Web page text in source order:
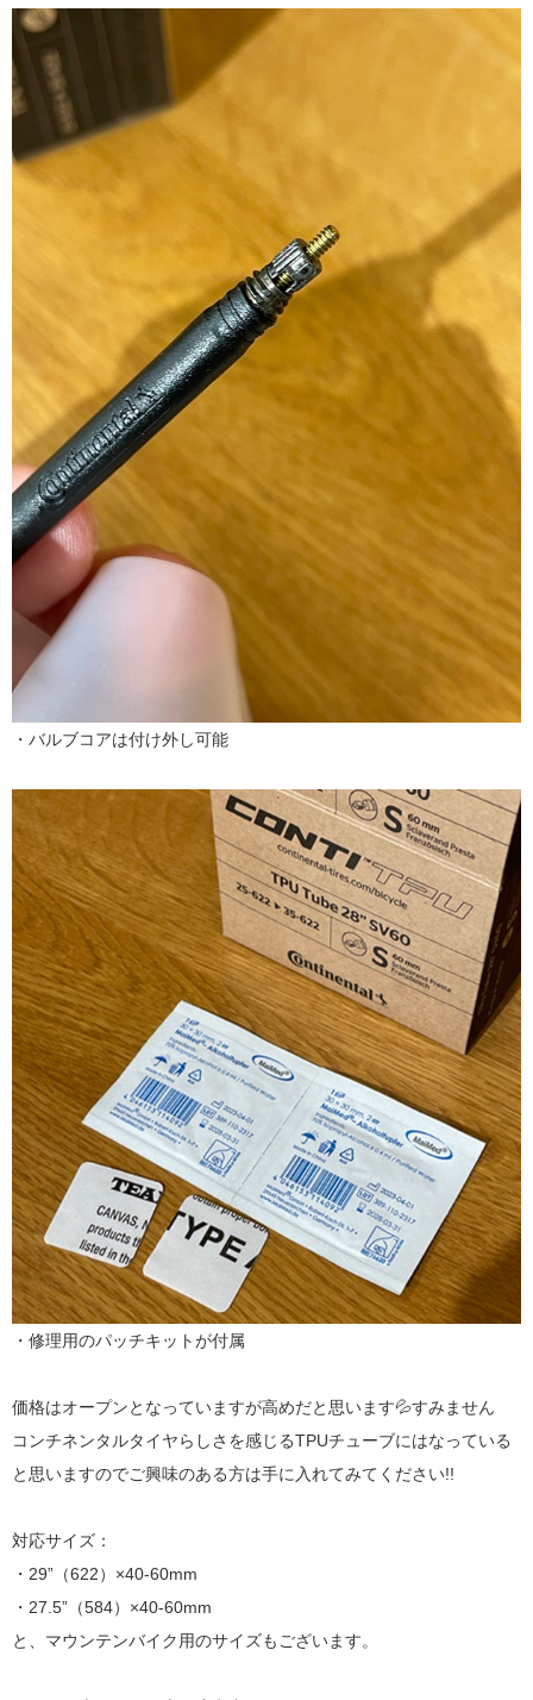
・バルブコアは付け外し可能
・修理用のパッチキットが付属
価格はオープンとなっていますが高めだと思います💦すみません
コンチネンタルタイヤらしさを感じるTPUチューブにはなっている
と思いますのでご興味のある方は手に入れてみてください!!
対応サイズ：
・29”（622）×40-60mm
・27.5”（584）×40-60mm
と、マウンテンバイク用のサイズもございます。